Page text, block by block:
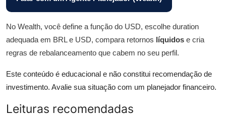
No Wealth, você define a função do USD, escolhe duration
adequada em BRL e USD, compara retornos líquidos e cria
regras de rebalanceamento que cabem no seu perfil.
Este conteúdo é educacional e não constitui recomendação de
investimento. Avalie sua situação com um planejador financeiro.
Leituras recomendadas